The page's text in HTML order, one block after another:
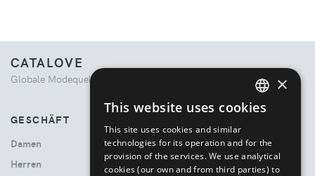
CATALOVE
Globale Modequelle. Kuratiertes Einkaufserlebnis.
GESCHÄFT
Damen
Herren
ENGLISH
×
This website uses cookies
This site uses cookies and similar
technologies for its operation and for the
provision of the services. We use analytical
cookies (our own and from third parties) to